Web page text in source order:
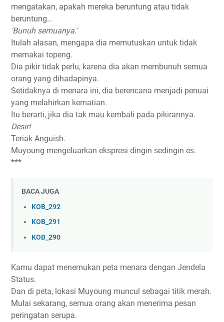
mengatakan, apakah mereka beruntung atau tidak
beruntung…
'Bunuh semuanya.'
Itulah alasan, mengapa dia memutuskan untuk tidak
memakai topeng.
Dia pikir tidak perlu, karena dia akan membunuh semua
orang yang dihadapinya.
Setidaknya di menara ini, dia berencana menjadi penuai
yang melahirkan kematian.
Itu berarti, jika dia tak mau kembali pada pikirannya.
Desir!
Teriak Anguish.
Muyoung mengeluarkan ekspresi dingin sedingin es.
***
BACA JUGA
KOB_292
KOB_291
KOB_290
Kamu dapat menemukan peta menara dengan Jendela
Status.
Dan di peta, lokasi Muyoung muncul sebagai titik merah.
Mulai sekarang, semua orang akan menerima pesan
peringatan serupa.